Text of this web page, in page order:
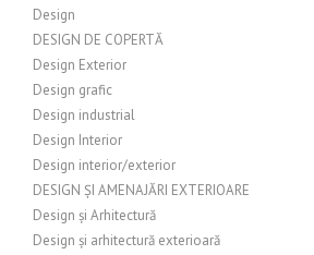
Design
DESIGN DE COPERTĂ
Design Exterior
Design grafic
Design industrial
Design Interior
Design interior/exterior
DESIGN ȘI AMENAJĂRI EXTERIOARE
Design și Arhitectură
Design și arhitectură exterioară